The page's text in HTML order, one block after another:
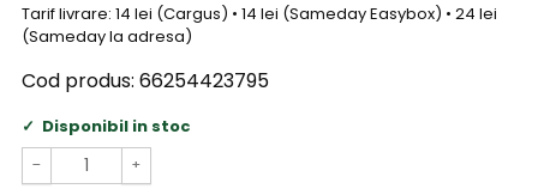
Tarif livrare: 14 lei (Cargus) • 14 lei (Sameday Easybox) • 24 lei
(Sameday la adresa)
Cod produs: 66254423795
Disponibil in stoc
− +